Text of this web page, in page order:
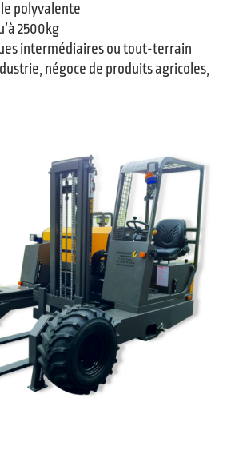
polyvalente
2500kg
intermédiaires ou tout-terrain
négoce de produits agricoles,